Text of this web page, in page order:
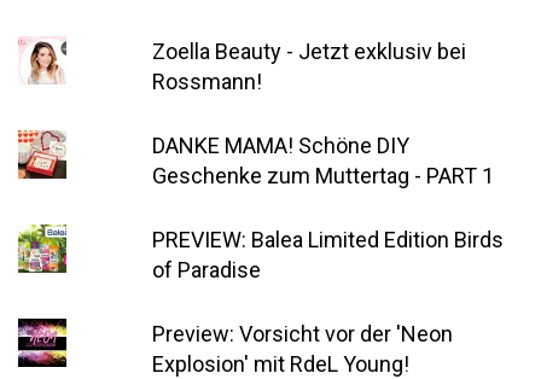
Zoella Beauty - Jetzt exklusiv bei
Rossmann!
DANKE MAMA! Schöne DIY
Geschenke zum Muttertag - PART 1
PREVIEW: Balea Limited Edition Birds
of Paradise
Preview: Vorsicht vor der 'Neon
Explosion' mit RdeL Young!